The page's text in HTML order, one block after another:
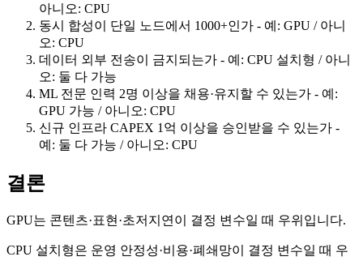
아니오: CPU
동시 합성이 단일 노드에서 1000+인가 - 예: GPU / 아니
오: CPU
데이터 외부 전송이 금지되는가 - 예: CPU 설치형 / 아니
오: 둘 다 가능
ML 전문 인력 2명 이상을 채용·유지할 수 있는가 - 예:
GPU 가능 / 아니오: CPU
신규 인프라 CAPEX 1억 이상을 승인받을 수 있는가 -
예: 둘 다 가능 / 아니오: CPU
결론
GPU는 콘텐츠·표현·초저지연이 결정 변수일 때 우위입니다.
CPU 설치형은 운영 안정성·비용·폐쇄망이 결정 변수일 때 우